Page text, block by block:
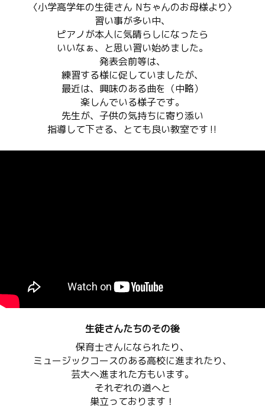
〈小学高学年の生徒さん Nちゃんのお母様より〉
習い事が多い中、
ピアノが本人に気晴らしになったら
いいなぁ、と思い習い始めました。
発表会前等は、
練習する様に促していましたが、
最近は、興味のある曲を（中略）
楽しんでいる様子です。
先生が、子供の気持ちに寄り添い
指導して下さる、とても良い教室です‼︎
生徒さんたちのその後
保育士さんになられたり、
ミュージックコースのある高校に進まれたり、
芸大へ進まれた方もいます。
それぞれの道へと
巣立っております！